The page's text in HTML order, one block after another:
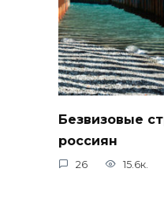
Безвизовые
россиян
26 15.6к.